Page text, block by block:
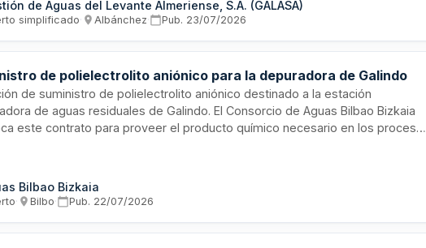
a requisitos de seguridad, responsabilidad civil y evaluación de riesgos
de Aguas del Levante Almeriense, S.A. (GALASA)
simplificado· Albánchez· Pub. 23/07/2026
de polielectrolito aniónico para la depuradora de Galindo
de suministro de polielectrolito aniónico destinado a la estación
de aguas residuales de Galindo. El Consorcio de Aguas Bilbao Bizkaia
este contrato para proveer el producto químico necesario en los procesos
Bilbao Bizkaia
· Bilbo· Pub. 22/07/2026